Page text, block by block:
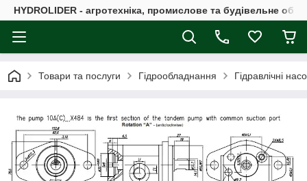
HYDROLIDER - агротехніка, промислове та будівельне
Товари та послуги Гідрообладнання Гідравлічні